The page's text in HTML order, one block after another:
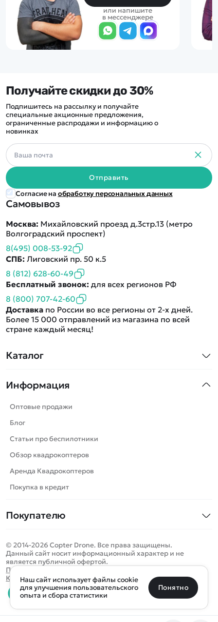
или напишите
в мессенджере
Каталог
Машинки
Танки
Вертолеты
Катера
Роботы
Самолеты
Сборные модели
Спецтехника
Игрушки
Запчасти для моделей
Бренды
Информация
Оптовые продажи
Блог
Статьи про беспилотники
Обзор квадрокоптеров
Аренда Квадрокоптеров
Покупка в кредит
Покупателю
Оплата и доставка
Помощь
Отследить заказ
Оплата на сайте
Самовывоз
Москва: Михайловский проезд д.3стр.13 (метро
Волгоградский проспект)
8(495) 008-53-92
СПБ: Лиговский пр. 50 к.5
8 (812) 628-60-49
Бесплатный звонок: для всех регионов РФ
8 (800) 707-42-60
Доставка по России во все регионы от 2-х дней.
Более 15 000 отправлений из магазина по всей
стране каждый месяц!
Получайте скидки до 30%
Подпишитесь на рассылку и получайте
специальные акционные предложения,
ограниченные распродажи и информацию о
новинках
Отправить
Согласие на обработку персональных данных
© 2014-2026 Copter Drone. Все права защищены.
Данный сайт носит информационный характер и не
является публичной офертой.
Политика конфиденциальности
Карта сайта
0 товаров Очистить
Определить местоположение
Санкт-Петербург Москва Майкоп Уфа
Наш сайт использует файлы cookie
для улучшения пользовательского
опыта и сбора статистики
Понятно